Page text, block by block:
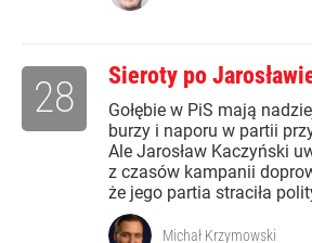
Sieroty po
Gołębie w PiS mają
burzy i naporu w partii
Ale Jarosław Kaczyński
z czasów kampanii
że jego partia straciła
28
Michał Krzymowski